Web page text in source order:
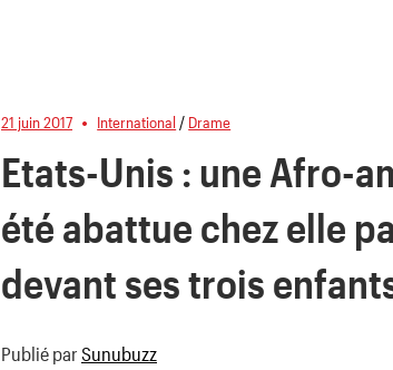
21 juin 2017 International / Drame
Etats-Unis : une Afro-
été abattue chez elle
devant ses trois
Publié par Sunubuzz